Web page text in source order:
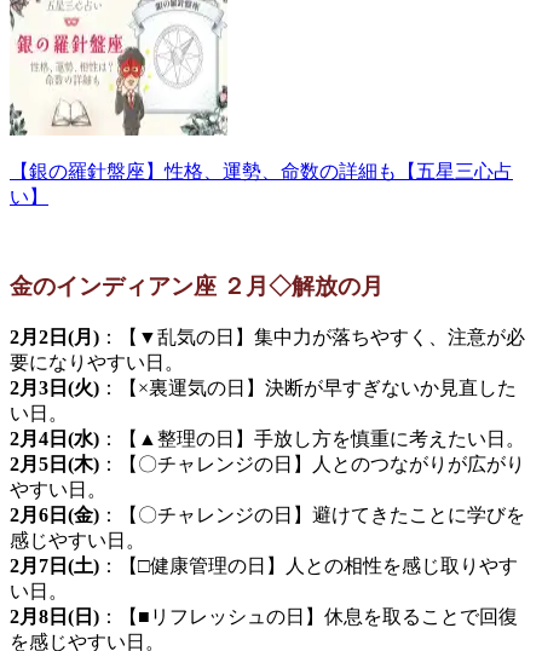
【銀の羅針盤座】性格、運勢、命数の詳細も【五星三心占
い】
金のインディアン座 ２月◇解放の月
2月2日(月) ：【▼乱気の日】集中力が落ちやすく、注意が必
要になりやすい日。
2月3日(火) ：【×裏運気の日】決断が早すぎないか見直した
い日。
2月4日(水) ：【▲整理の日】手放し方を慎重に考えたい日。
2月5日(木) ：【〇チャレンジの日】人とのつながりが広がり
やすい日。
2月6日(金) ：【〇チャレンジの日】避けてきたことに学びを
感じやすい日。
2月7日(土) ：【□健康管理の日】人との相性を感じ取りやす
い日。
2月8日(日) ：【■リフレッシュの日】休息を取ることで回復
を感じやすい日。